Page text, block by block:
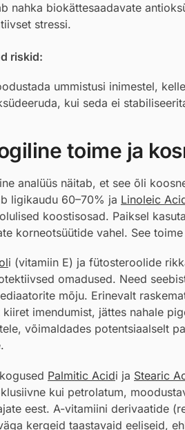
nahka biokättesaadavate
stressi.
riskid:
ummistusi inimestel,
kui seda ei
toime ja
analüüs näitab, et see õli
ligikaudu 60–70% ja Linoleic
koostisosad. Paiksel
korneotsüütide vahel. See
i (vitamiin E) ja fütosteroolide
omadused. Need
mõju. Erinevalt
kiiret imendumist, jättes nahale
võimaldades potentsiaalselt
Palmitic Acidi ja Stearic
kui petrolatum,
eest. A-vitamiini derivaatide
kergeid taastavaid eeliseid,